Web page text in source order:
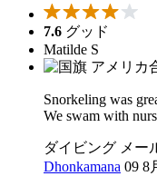
7.6 グッド
Matilde S
Snorkeling was
We swam with
ダイビング メー
Dhonkamana 09 8